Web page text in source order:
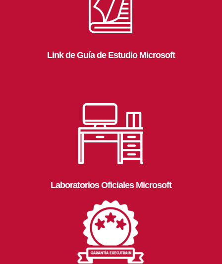
Link de Guía de Estudio Microsoft
Laboratorios Oficiales Microsoft